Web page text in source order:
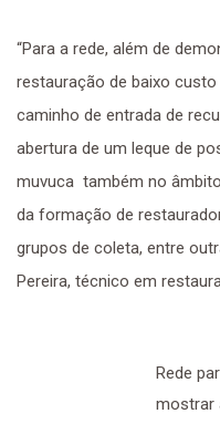
“Para a rede, além de
restauração de baixo
caminho de entrada de
abertura de um leque de
muvuca também no
da formação de
grupos de coleta, entre
Pereira, técnico em
Rede
mostrar